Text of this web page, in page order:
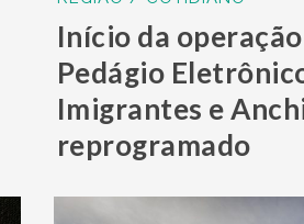
Início da
Pedágio
Imigrantes e
reprogramado